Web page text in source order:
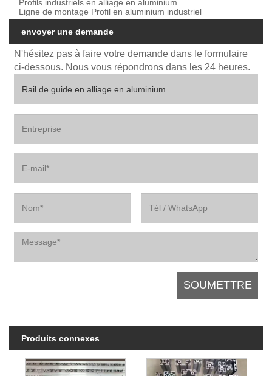
Profils industriels en alliage en aluminium
Ligne de montage Profil en aluminium industriel
envoyer une demande
N'hésitez pas à faire votre demande dans le formulaire
ci-dessous. Nous vous répondrons dans les 24 heures.
Produits connexes